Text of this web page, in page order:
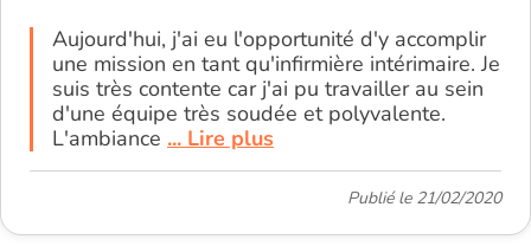
Aujourd'hui, j'ai eu l'opportunité d'y accomplir
une mission en tant qu'infirmière intérimaire. Je
suis très contente car j'ai pu travailler au sein
d'une équipe très soudée et polyvalente.
L'ambiance ... Lire plus
Publié le 21/02/2020